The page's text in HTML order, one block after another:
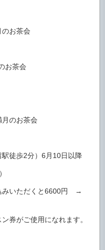
お茶会
お茶会
のお茶会
駅徒歩2分）6月10日以降
みいただくと6600円 →
券がご使用になれます。